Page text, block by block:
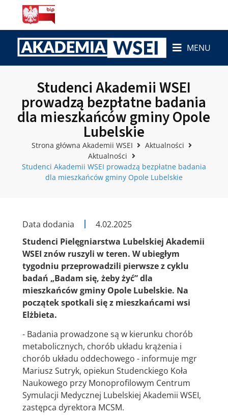
MENU
Studenci Akademii WSEI
prowadzą bezpłatne badania
dla mieszkańców gminy Opole
Lubelskie
Strona główna Akademii WSEI
Aktualności
Aktualności
Studenci Akademii WSEI prowadzą bezpłatne badania
dla mieszkańców gminy Opole Lubelskie
Data dodania
4.02.2025
Studenci Pielęgniarstwa Lubelskiej Akademii
WSEI znów ruszyli w teren. W ubiegłym
tygodniu przeprowadzili pierwsze z cyklu
badań „Badam się, żeby żyć” dla
mieszkańców gminy Opole Lubelskie. Na
początek spotkali się z mieszkańcami wsi
Elżbieta.
- Badania prowadzone są w kierunku chorób
metabolicznych, chorób układu krążenia i
chorób układu oddechowego - informuje mgr
Mariusz Sutryk, opiekun Studenckiego Koła
Naukowego przy Monoprofilowym Centrum
Symulacji Medycznej Lubelskiej Akademii WSEI,
zastępca dyrektora MCSM.